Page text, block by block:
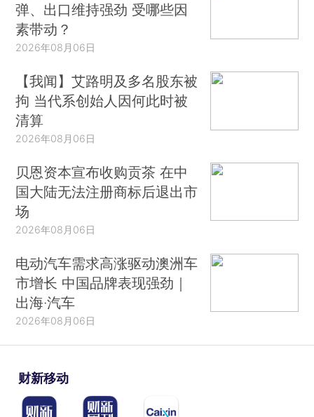
弹、出口维持强劲 受哪些因
素带动？
2026年08月06日
【我闻】艾路明及多名股东被
拘 当代系创始人因何此时被
清算
2026年08月06日
贝恩资本宣布收购贡茶 在中
国大陆无法注册商标后退出市
场
2026年08月06日
电动汽车需求高涨驱动澳洲车
市增长 中国品牌表现强劲｜
出海·汽车
2026年08月06日
财新移动